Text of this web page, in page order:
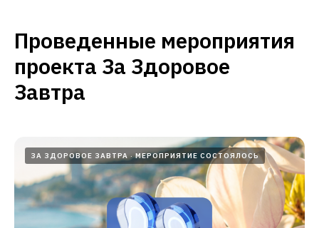
Проведенные мероприятия
проекта За Здоровое
Завтра
ЗА ЗДОРОВОЕ ЗАВТРА МЕРОПРИЯТИЕ СОСТОЯЛОСЬ